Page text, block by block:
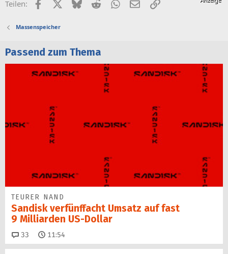
Teilen: FacebookX (Twitter)
BlueskyRedditWhatsApp
E-MailLink
Massenspeicher
Passend zum Thema
TEURER NAND
Sandisk verfünffacht Umsatz auf fast
9 Milliarden US-Dollar
33 Kommentare
11:54